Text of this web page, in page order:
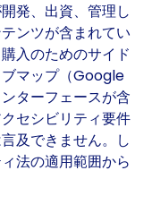
発、出資、管理し
ンツが含まれてい
入のためのサイド
マップ（Google
ターフェースが含
セシビリティ要件
及できません。し
法の適用範囲から